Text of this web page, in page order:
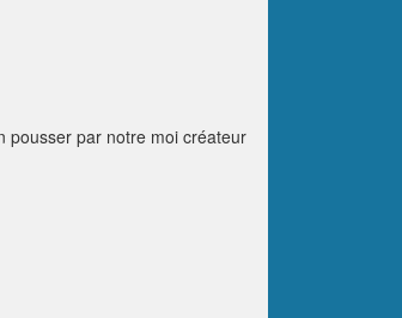
pousser par notre moi créateur